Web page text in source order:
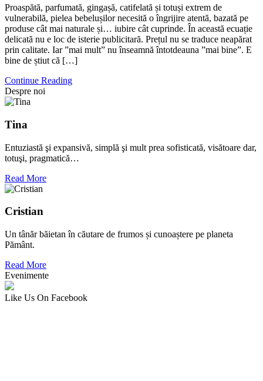
Proaspătă, parfumată, gingașă, catifelată și totuși extrem de
vulnerabilă, pielea bebelușilor necesită o îngrijire atentă, bazată pe
produse cât mai naturale și… iubire cât cuprinde. În această ecuație
delicată nu e loc de isterie publicitară. Prețul nu se traduce neapărat
prin calitate. Iar ”mai mult” nu înseamnă întotdeauna ”mai bine”. E
bine de știut că […]
Continue Reading
Despre noi
Tina
Entuziastă şi expansivă, simplă şi mult prea sofisticată, visătoare dar,
totuşi, pragmatică…
Read More
Cristian
Un tânăr băietan în căutare de frumos și cunoaștere pe planeta
Pământ.
Read More
Evenimente
Like Us On Facebook